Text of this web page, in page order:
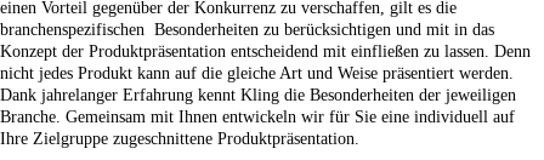
einen Vorteil gegenüber der Konkurrenz zu verschaffen, gilt es die
branchenspezifischen Besonderheiten zu berücksichtigen und mit in das
Konzept der Produktpräsentation entscheidend mit einfließen zu lassen. Denn
nicht jedes Produkt kann auf die gleiche Art und Weise präsentiert werden.
Dank jahrelanger Erfahrung kennt Kling die Besonderheiten der jeweiligen
Branche. Gemeinsam mit Ihnen entwickeln wir für Sie eine individuell auf
Ihre Zielgruppe zugeschnittene Produktpräsentation.